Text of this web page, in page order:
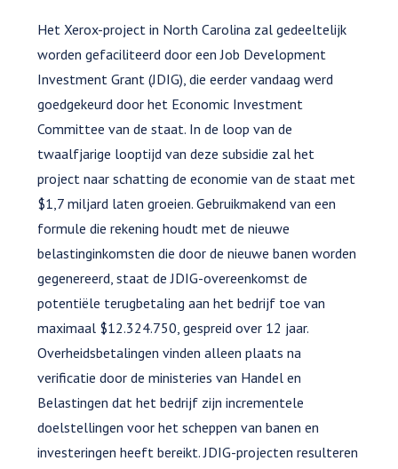
Het Xerox-project in North Carolina zal gedeeltelijk
worden gefaciliteerd door een Job Development
Investment Grant (JDIG), die eerder vandaag werd
goedgekeurd door het Economic Investment
Committee van de staat. In de loop van de
twaalfjarige looptijd van deze subsidie zal het
project naar schatting de economie van de staat met
$1,7 miljard laten groeien. Gebruikmakend van een
formule die rekening houdt met de nieuwe
belastinginkomsten die door de nieuwe banen worden
gegenereerd, staat de JDIG-overeenkomst de
potentiële terugbetaling aan het bedrijf toe van
maximaal $12.324.750, gespreid over 12 jaar.
Overheidsbetalingen vinden alleen plaats na
verificatie door de ministeries van Handel en
Belastingen dat het bedrijf zijn incrementele
doelstellingen voor het scheppen van banen en
investeringen heeft bereikt. JDIG-projecten resulteren